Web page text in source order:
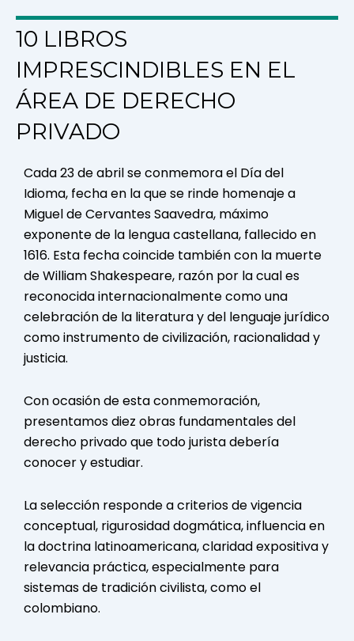
10 LIBROS
IMPRESCINDIBLES EN EL
ÁREA DE DERECHO
PRIVADO
Cada 23 de abril se conmemora el Día del
Idioma, fecha en la que se rinde homenaje a
Miguel de Cervantes Saavedra, máximo
exponente de la lengua castellana, fallecido en
1616. Esta fecha coincide también con la muerte
de William Shakespeare, razón por la cual es
reconocida internacionalmente como una
celebración de la literatura y del lenguaje jurídico
como instrumento de civilización, racionalidad y
justicia.
Con ocasión de esta conmemoración,
presentamos diez obras fundamentales del
derecho privado que todo jurista debería
conocer y estudiar.
La selección responde a criterios de vigencia
conceptual, rigurosidad dogmática, influencia en
la doctrina latinoamericana, claridad expositiva y
relevancia práctica, especialmente para
sistemas de tradición civilista, como el
colombiano.